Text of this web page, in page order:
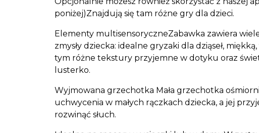
poniżej)Znajdują się tam różne gry dla dzieci.
Elementy multisensoryczneZabawka zawiera
zmysły dziecka: idealne gryzaki dla dziąseł,
tym różne tekstury przyjemne w dotyku oraz
lusterko.
Wyjmowana grzechotka Mała grzechotka
uchwycenia w małych rączkach dziecka, a jej
rozwinąć słuch.